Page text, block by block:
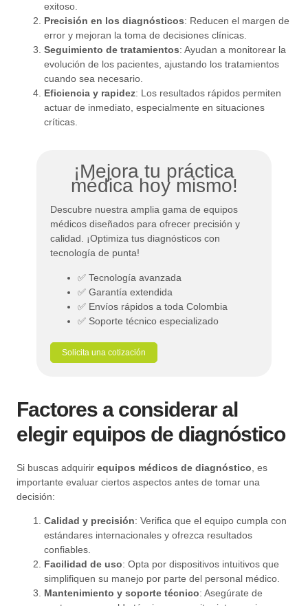
exitoso.
Precisión en los diagnósticos: Reducen el margen de
error y mejoran la toma de decisiones clínicas.
Seguimiento de tratamientos: Ayudan a monitorear la
evolución de los pacientes, ajustando los tratamientos
cuando sea necesario.
Eficiencia y rapidez: Los resultados rápidos permiten
actuar de inmediato, especialmente en situaciones
críticas.
¡Mejora tu práctica
médica hoy mismo!
Descubre nuestra amplia gama de equipos
médicos diseñados para ofrecer precisión y
calidad. ¡Optimiza tus diagnósticos con
tecnología de punta!
✅ Tecnología avanzada
✅ Garantía extendida
✅ Envíos rápidos a toda Colombia
✅ Soporte técnico especializado
Solicita una cotización
Factores a considerar al
elegir equipos de diagnóstico
Si buscas adquirir equipos médicos de diagnóstico , es
importante evaluar ciertos aspectos antes de tomar una
decisión:
Calidad y precisión: Verifica que el equipo cumpla con
estándares internacionales y ofrezca resultados
confiables.
Facilidad de uso: Opta por dispositivos intuitivos que
simplifiquen su manejo por parte del personal médico.
Mantenimiento y soporte técnico: Asegúrate de